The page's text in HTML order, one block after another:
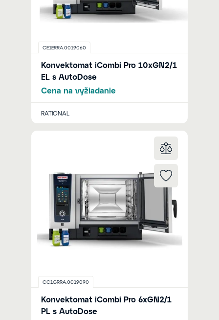
CE1ERRA.0019060
Konvektomat iCombi Pro 10xGN2/1
EL s AutoDose
Cena na vyžiadanie
RATIONAL
CC1GRRA.0019090
Konvektomat iCombi Pro 6xGN2/1
PL s AutoDose